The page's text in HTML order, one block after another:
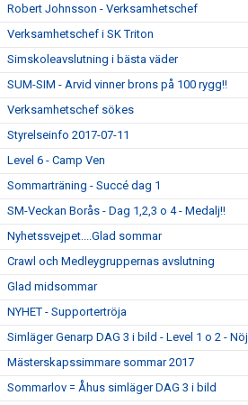
Robert Johnsson - Verksamhetschef
Verksamhetschef i SK Triton
Simskoleavslutning i bästa väder
SUM-SIM - Arvid vinner brons på 100 rygg!!
Verksamhetschef sökes
Styrelseinfo 2017-07-11
Level 6 - Camp Ven
Sommarträning - Succé dag 1
SM-Veckan Borås - Dag 1,2,3 o 4 - Medalj!!
Nyhetssvejpet....Glad sommar
Crawl och Medleygruppernas avslutning
Glad midsommar
NYHET - Supportertröja
Simläger Genarp DAG 3 i bild - Level 1 o 2 -
Mästerskapssimmare sommar 2017
Sommarlov = Åhus simläger DAG 3 i bild